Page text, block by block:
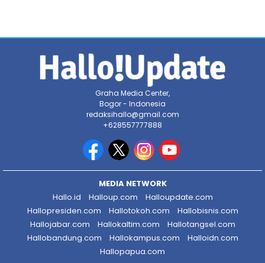
Graha Media Center,
Bogor - Indonesia
redaksihallo@gmail.com
+628557777888
MEDIA NETWORK
Hallo.id
Halloup.com
Halloupdate.com
Hallopresiden.com
Hallotokoh.com
Hallobisnis.com
Hallojabar.com
Hallokaltim.com
Hallotangsel.com
Hallobandung.com
Hallokampus.com
Halloidn.com
Hallopapua.com